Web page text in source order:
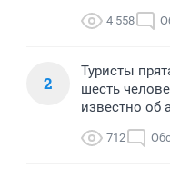
4 558
2
Туристы
шесть
известно об
712